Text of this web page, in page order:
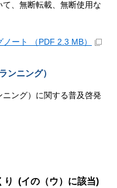
、無断転載、無断使用な
ート （PDF 2.3 MB）
ンニング）
ング）に関する普及啓発
り (イの（ウ）に該当)